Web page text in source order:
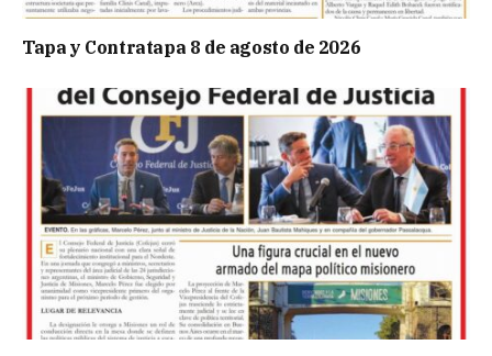
Tapa y Contratapa 8 de agosto de 2026